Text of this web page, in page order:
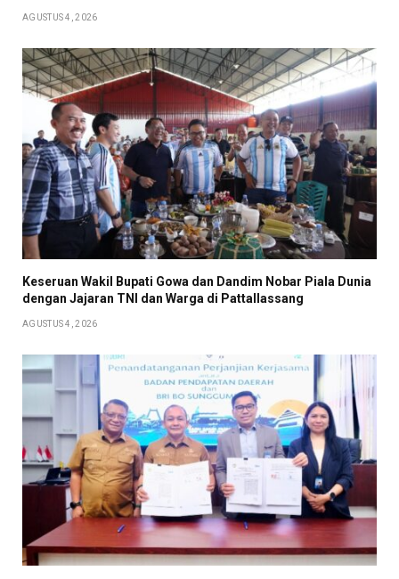
AGUSTUS 4, 2026
Keseruan Wakil Bupati Gowa dan Dandim Nobar Piala Dunia
dengan Jajaran TNI dan Warga di Pattallassang
AGUSTUS 4, 2026